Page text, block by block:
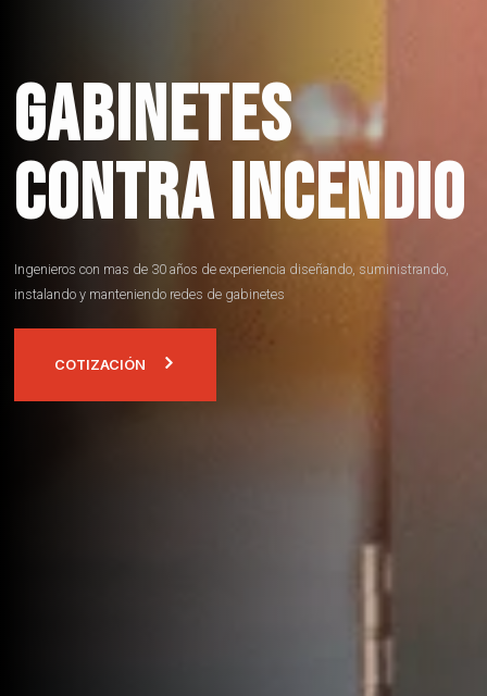
Gabinetes
Contra Incendio
Ingenieros con mas de 30 años de experiencia diseñando, suministrando,
instalando y manteniendo redes de gabinetes
COTIZACIÓN